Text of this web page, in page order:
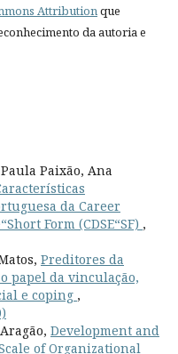
Attributionque
da autoria e
Paixão, Ana
da Career
Form (CDSE“SF) ,
Preditores da
papel da vinculação,
e coping ,
Development and
of Organizational